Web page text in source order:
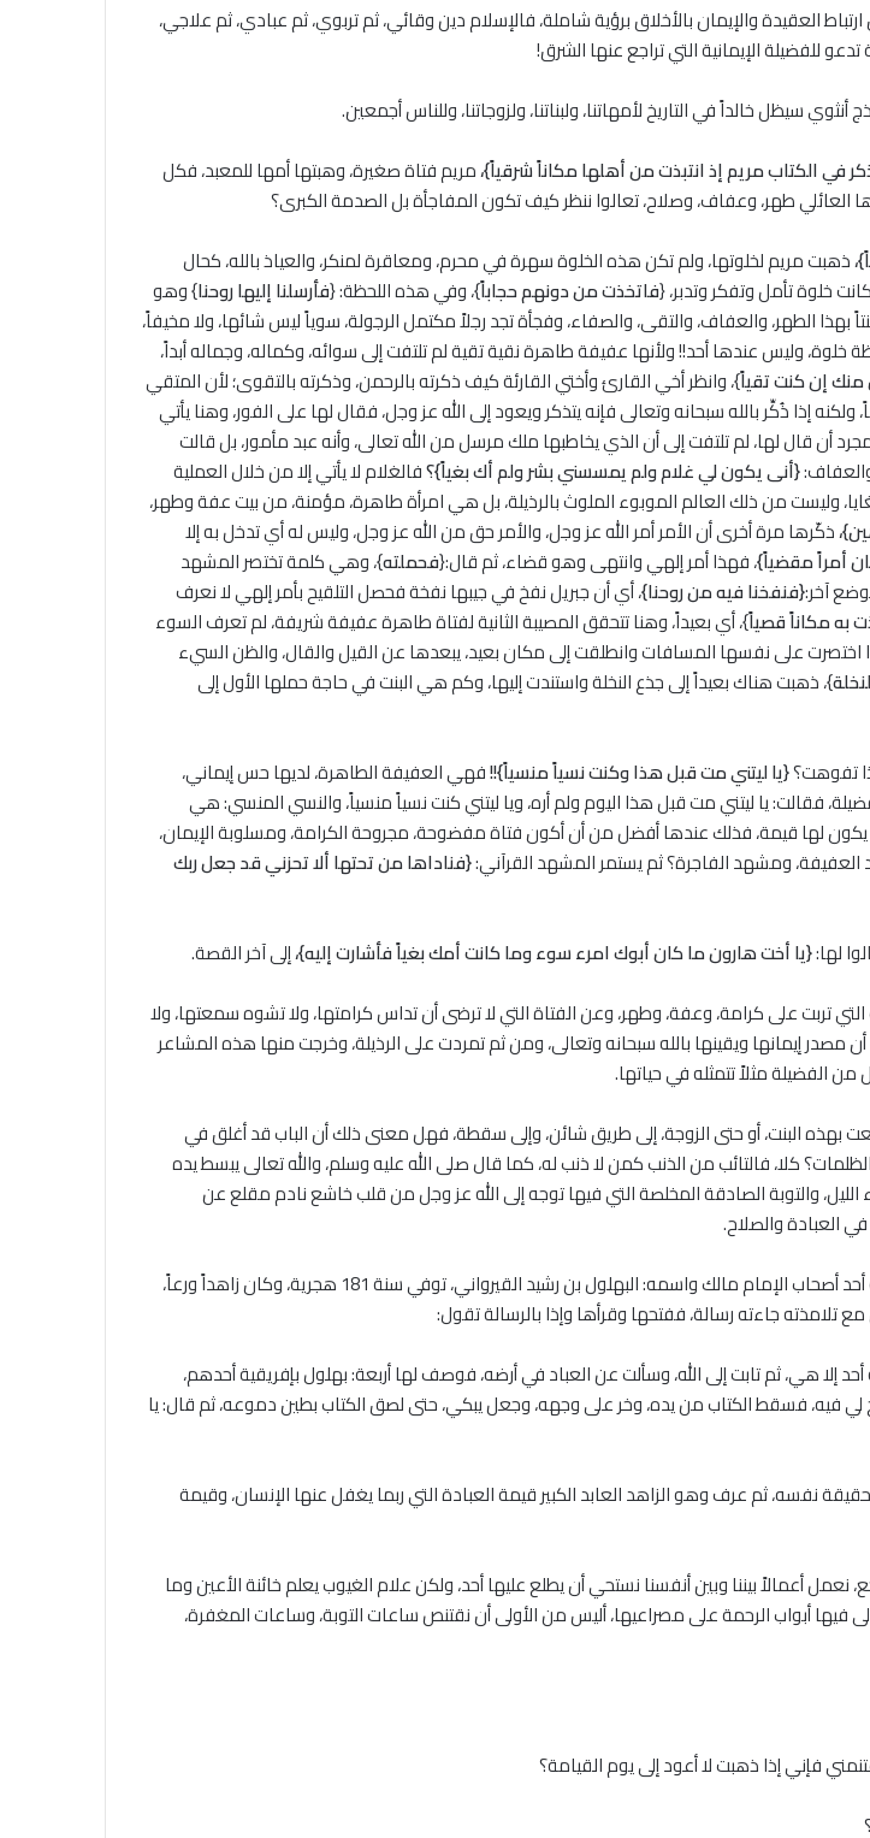
العقيدة والإيمان بالأخلاق برؤية شاملة، فالإسلام دين وقائي، ثم تربوي، ثم عبادي، ثم علاجي،
للفضيلة الإيمانية التي تراجع عنها الشرق!
سيظل خالداً في التاريخ لأمهاتنا، ولبناتنا، ولزوجاتنا، وللناس أجمعين.
في الكتاب مريم إذ انتبذت من أهلها مكاناً شرقياً}،مريم فتاة صغيرة، وهبتها أمها للمعبد، فكل
العائلي طهر، وعفاف، وصلاح، تعالوا ننظر كيف تكون المفاجأة بل الصدمة الكبرى؟
ذهبت مريم لخلوتها، ولم تكن هذه الخلوة سهرة في محرم، ومعاقرة لمنكر، والعياذ بالله، كحال
خلوة تأمل وتفكر وتدبر، {فاتخذت من دونهم حجاباً}، وفي هذه اللحظة: {فأرسلنا إليها روحنا} وهو
بهذا الطهر، والعفاف، والتقى، والصفاء، وفجأة تجد رجلاً مكتمل الرجولة، سوياً ليس شائها، ولا مخيفاً،
وليس عندها أحد!! ولأنها عفيفة طاهرة نقية تقية لم تلتفت إلى سوائه، وكماله، وجماله أبداً،
منك إن كنت تقياً}، وانظر أخي القارئ وأختي القارئة كيف ذكرته بالرحمن، وذكرته بالتقوى؛ لأن المتقي
إذا ذُكِّر بالله سبحانه وتعالى فإنه يتذكر ويعود إلى الله عز وجل، فقال لها على الفور، وهنا يأتي
أن قال لها، لم تلتفت إلى أن الذي يخاطبها ملك مرسل من الله تعالى، وأنه عبد مأمور، بل قالت
{أنى يكون لي غلام ولم يمسسني بشر ولم أك بغياً}؟فالغلام لا يأتي إﻻ من خلال العملية
وليست من ذلك العالم الموبوء الملوث بالرذيلة، بل هي امرأة طاهرة، مؤمنة، من بيت عفة وطهر،
ذكّرها مرة أخرى أن الأمر أمر الله عز وجل، والأمر حق من الله عز وجل، وليس له أي تدخل به إلا
أمراً مقضياً}، فهذا أمر إلهي وانتهى وهو قضاء، ثم قال:{فحملته}، وهي كلمة تختصر المشهد
آخر:{فنفخنا فيه من روحنا}، أي أن جبريل نفخ في جيبها نفخة فحصل التلقيح بأمر إلهي لا نعرف
به مكاناً قصياً}، أي بعيداً، وهنا تتحقق المصيبة الثانية لفتاة طاهرة عفيفة شريفة، لم تعرف السوء
اختصرت على نفسها المسافات وانطلقت إلى مكان بعيد، يبعدها عن القيل والقال، والظن السيء
}، ذهبت هناك بعيداً إلى جذع النخلة واستندت إليها، وكم هي البنت في حاجة حملها الأول إلى
تفوهت؟{يا ليتني مت قبل هذا وكنت نسياً منسياً}!!فهي العفيفة الطاهرة، لديها حس إيماني،
فقالت: يا ليتني مت قبل هذا اليوم ولم أره، ويا ليتني كنت نسياً منسياً، والنسي المنسي: هي
يكون لها قيمة، فذلك عندها أفضل من أن أكون فتاة مفضوحة، مجروحة الكرامة، ومسلوبة الإيمان،
ومشهد الفاجرة؟ ثم يستمر المشهد القرآني:{فناداها من تحتها ألا تحزني قد جعل ربك
لها:{يا أخت هارون ما كان أبوك امرء سوء وما كانت أمك بغياً فأشارت إليه}،إلى آخر القصة.
تربت على كرامة، وعفة، وطهر، وعن الفتاة التي لا ترضى أن تداس كرامتها، ولا تشوه سمعتها، ولا
مصدر إيمانها ويقينها بالله سبحانه وتعالى، ومن ثم تمردت على الرذيلة، وخرجت منها هذه المشاعر
الفضيلة مثلاً تتمثله في حياتها.
بهذه البنت، أو حتى الزوجة، إلى طريق شائن، وإلى سقطة، فهل معنى ذلك أن الباب قد أغلق في
كلا، فالتائب من الذنب كمن لا ذنب له، كما قال صلى الله عليه وسلم، والله تعالى يبسط يده
الليل، والتوبة الصادقة المخلصة التي فيها توجه إلى الله عز وجل من قلب خاشع نادم مقلع عن
العبادة والصلاح.
يروي القاضي عياض في كتابه: (ترتيب المدارك)، في ترجمة أحد أصحاب الإمام مالك واسمه: البهلول بن رشيد القيرواني، توفي سنة 181 هجرية، وكان زاهداً ورعاً،
تلامذته جاءته رسالة، ففتحها وقرأها وإذا بالرسالة تقول:
هي، ثم تابت إلى الله، وسألت عن العباد في أرضه، فوصف لها أربعة: بهلول بإفريقية أحدهم،
لي فيه، فسقط الكتاب من يده، وخر على وجهه، وجعل يبكي، حتى لصق الكتاب بطين دموعه، ثم قال: يا
نفسه، ثم عرف وهو الزاهد العابد الكبير قيمة العبادة التي ربما يغفل عنها الإنسان، وقيمة
نعمل أعمالاً بيننا وبين أنفسنا نستحي أن يطلع عليها أحد، ولكن علام الغيوب يعلم خائنة الأعين وما
فيها أبواب الرحمة على مصراعيها، أليس من الأولى أن نقتنص ساعات التوبة، وساعات المغفرة،
فإني إذا ذهبت لا أعود إلى يوم القيامة؟